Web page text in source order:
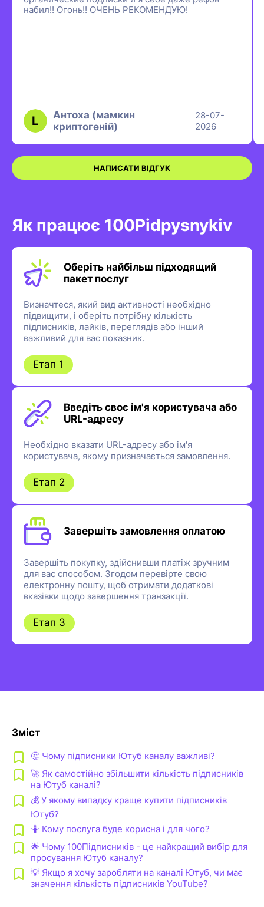
набил!! Огонь!! ОЧЕНЬ РЕКОМЕНДУЮ!
Антоха (мамкин
криптогеній)
28-07-
2026
НАПИСАТИ ВІДГУК
Як працює 100Pidpysnykiv
Оберіть найбільш підходящий
пакет послуг
Визначтеся, який вид активності необхідно
підвищити, і оберіть потрібну кількість
підписників, лайків, переглядів або інший
важливий для вас показник.
Етап 1
Введіть своє ім'я користувача або
URL-адресу
Необхідно вказати URL-адресу або ім'я
користувача, якому призначається замовлення.
Етап 2
Завершіть замовлення оплатою
Завершіть покупку, здійснивши платіж зручним
для вас способом. Згодом перевірте свою
електронну пошту, щоб отримати додаткові
вказівки щодо завершення транзакції.
Етап 3
Зміст
🤔 Чому підписники Ютуб каналу важливі?
🚀 Як самостійно збільшити кількість підписників
на Ютуб каналі?
💰 У якому випадку краще купити підписників
Ютуб?
🤷 Кому послуга буде корисна і для чого?
🌟 Чому 100Підписників - це найкращий вибір для
просування Ютуб каналу?
💡 Якщо я хочу заробляти на каналі Ютуб, чи має
значення кількість підписників YouTube?